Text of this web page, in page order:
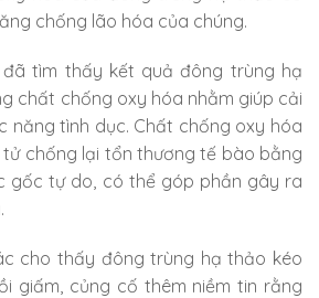
chống lão hóa của chúng.
đã tìm thấy kết quả đông trùng hạ
chất chống oxy hóa nhằm giúp cải
năng tình dục. Chất chống oxy hóa
chống lại tổn thương tế bào bằng
gốc tự do, có thể góp phần gây ra
cho thấy đông trùng hạ thảo kéo
giấm, củng cố thêm niềm tin rằng